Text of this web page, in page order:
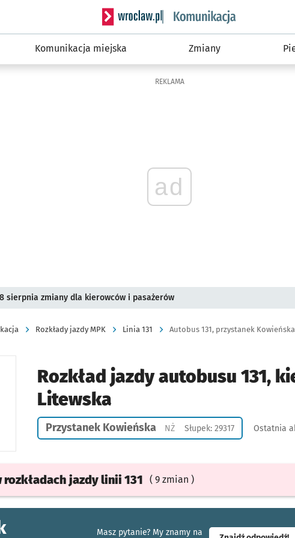
Serwis informacyjny wroclaw.pl podserwis:
Komunikacja miejska Zmiany
REKLAMA
ad
sierpnia zmiany dla kierowców i pasażerów
Rozkłady jazdy MPK Linia 131 Autobus 131, przystanek
Rozkład jazdy autobusu 131,
Litewska
Przystanek Kowieńska NŻPrzystanek na życzenie
Słupek: 29317 Ostatnia
rozkładach jazdylinii 131 ( 9 zmian )
Masz pytanie? My znamy na